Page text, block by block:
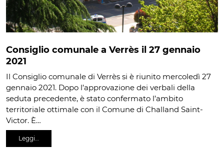
Consiglio comunale a Verrès il 27 gennaio
2021
Il Consiglio comunale di Verrès si è riunito mercoledì 27
gennaio 2021. Dopo l’approvazione dei verbali della
seduta precedente, è stato confermato l’ambito
territoriale ottimale con il Comune di Challand Saint-
Victor. È…
Leggi…